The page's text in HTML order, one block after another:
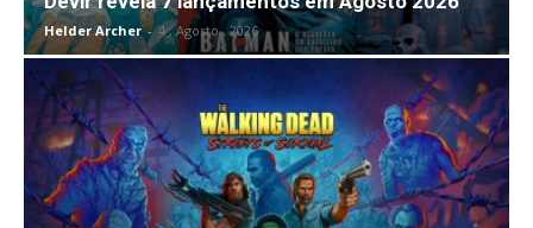
Helder Archer - 4 , Agosto , 2026